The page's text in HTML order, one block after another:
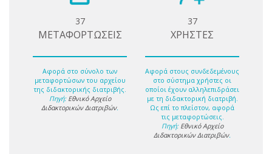
37
ΜΕΤΑΦΟΡΤΩΣΕΙΣ
Αφορά στο σύνολο των
μεταφορτώσων του αρχείου
της διδακτορικής διατριβής.
Πηγή: Εθνικό Αρχείο
Διδακτορικών Διατριβών.
37
ΧΡΗΣΤΕΣ
Αφορά στους συνδεδεμένους
στο σύστημα χρήστες οι
οποίοι έχουν αλληλεπιδράσει
με τη διδακτορική διατριβή.
Ως επί το πλείστον, αφορά
τις μεταφορτώσεις.
Πηγή: Εθνικό Αρχείο
Διδακτορικών Διατριβών.